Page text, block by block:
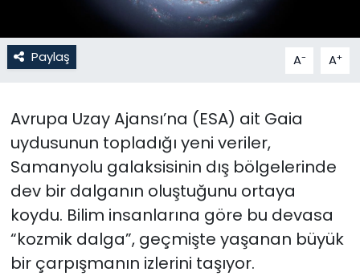
Paylaş A- A+
Avrupa Uzay Ajansı’na (ESA) ait Gaia
uydusunun topladığı yeni veriler,
Samanyolu galaksisinin dış bölgelerinde
dev bir dalganın oluştuğunu ortaya
koydu. Bilim insanlarına göre bu devasa
“kozmik dalga”, geçmişte yaşanan büyük
bir çarpışmanın izlerini taşıyor.
Nöbetçi Eczaneler
Otomobil Dünyası
SAĞLIK
Spor
Teknoloji
TÜRKiYE